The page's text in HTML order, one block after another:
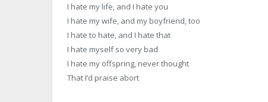
I hate my life, and I hate you
I hate my wife, and my boyfriend, too
I hate to hate, and I hate that
I hate myself so very bad
I hate my offspring, never thought
That I’d praise abort